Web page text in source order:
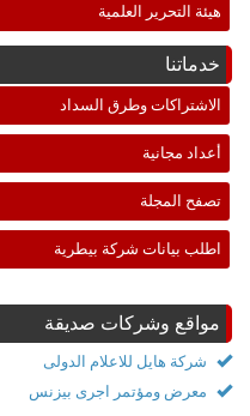
هيئة التحرير العلمية
خدماتنا
الاشتراكات وطرق السداد
أعداد مجانية
تصفح المجلة
اطلب بيانات شركة بيطرية
مواقع وشركات صديقة
شركة هايل للاعلام الدولى
معرض ومؤتمر اجرى بيزنس